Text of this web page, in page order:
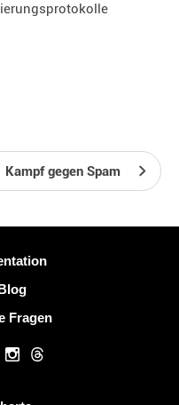
Kampf gegen Spam
Fragen
Instagram
Threads